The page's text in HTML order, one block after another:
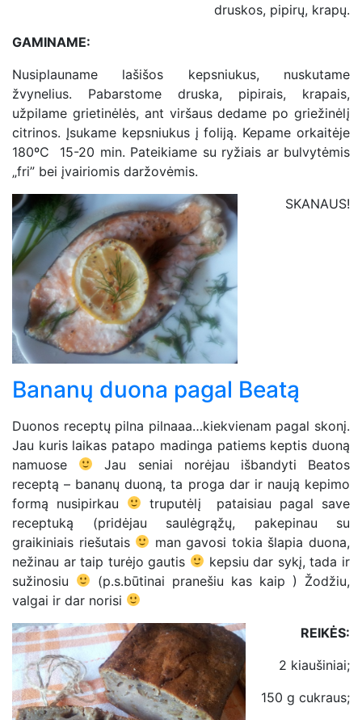
druskos, pipirų, krapų.
GAMINAME:
Nusiplauname lašišos kepsniukus, nuskutame
žvynelius. Pabarstome druska, pipirais, krapais,
užpilame grietinėlės, ant viršaus dedame po griežinėlį
citrinos. Įsukame kepsniukus į foliją. Kepame orkaitėje
180ºC 15-20 min. Pateikiame su ryžiais ar bulvytėmis
„fri” bei įvairiomis daržovėmis.
SKANAUS!
Bananų duona pagal Beatą
Duonos receptų pilna pilnaaa…kiekvienam pagal skonį.
Jau kuris laikas patapo madinga patiems keptis duoną
namuose
Jau seniai norėjau išbandyti Beatos
receptą – bananų duoną, ta proga dar ir naują kepimo
formą nusipirkau
truputėlį pataisiau pagal save
receptuką (pridėjau saulėgrąžų, pakepinau su
graikiniais riešutais
man gavosi tokia šlapia duona,
nežinau ar taip turėjo gautis
kepsiu dar sykį, tada ir
sužinosiu
(p.s.būtinai pranešiu kas kaip ) Žodžiu,
valgai ir dar norisi
REIKĖS:
2 kiaušiniai;
150 g cukraus;